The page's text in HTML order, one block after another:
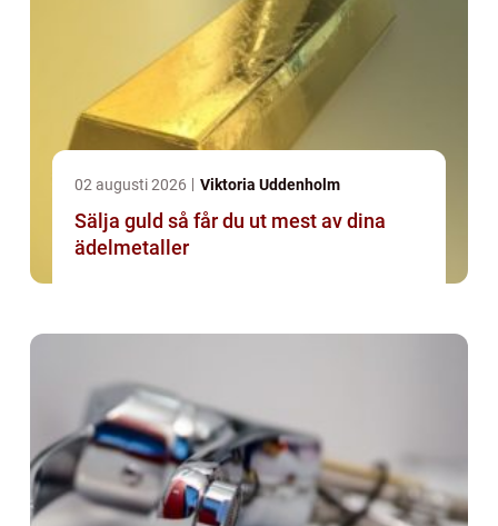
02 augusti 2026 Viktoria Uddenholm
Sälja guld så får du ut mest av dina
ädelmetaller